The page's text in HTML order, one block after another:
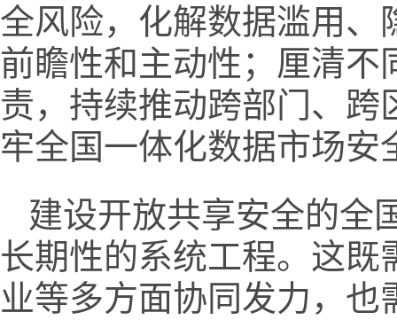
全风险，化解数据滥用、
前瞻性和主动性；厘清
责，持续推动跨部门、
牢全国一体化数据市场安
建设开放共享安全的全
长期性的系统工程。这
业等多方面协同发力，